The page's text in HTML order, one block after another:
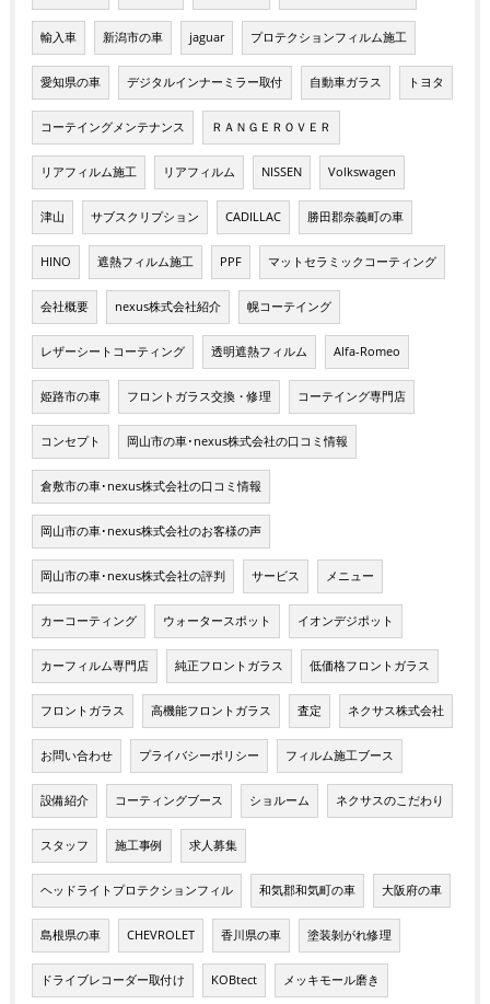
輸入車 新潟市の車 jaguar プロテクションフィルム施工
愛知県の車 デジタルインナーミラー取付 自動車ガラス トヨタ
コーテイングメンテナンス ＲＡＮＧＥＲＯＶＥＲ
リアフィルム施工 リアフィルム NISSEN Volkswagen
津山 サブスクリプション CADILLAC 勝田郡奈義町の車
HINO 遮熱フィルム施工 PPF マットセラミックコーティング
会社概要 nexus株式会社紹介 幌コーテイング
レザーシートコーティング 透明遮熱フィルム Alfa-Romeo
姫路市の車 フロントガラス交換・修理 コーテイング専門店
コンセプト 岡山市の車･nexus株式会社の口コミ情報
倉敷市の車･nexus株式会社の口コミ情報
岡山市の車･nexus株式会社のお客様の声
岡山市の車･nexus株式会社の評判 サービス メニュー
カーコーティング ウォータースポット イオンデジポット
カーフィルム専門店 純正フロントガラス 低価格フロントガラス
フロントガラス 高機能フロントガラス 査定 ネクサス株式会社
お問い合わせ プライバシーポリシー フィルム施工ブース
設備紹介 コーティングブース ショルーム ネクサスのこだわり
スタッフ 施工事例 求人募集
ヘッドライトプロテクションフィル 和気郡和気町の車 大阪府の車
島根県の車 CHEVROLET 香川県の車 塗装剝がれ修理
ドライブレコーダー取付け KOBtect メッキモール磨き